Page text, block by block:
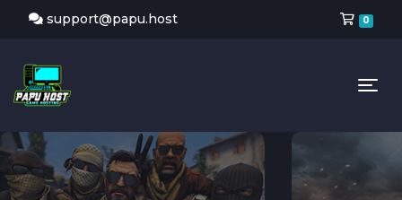
support@papu.host 0